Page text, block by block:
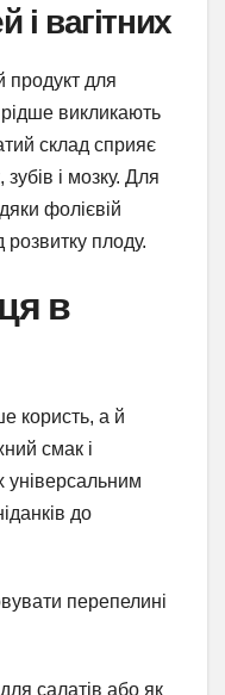
і вагітних
продукт для
викликають
склад сприяє
і мозку. Для
фолієвій
розвитку плоду.
в
користь, а й
смак і
універсальним
до
перепелині
салатів або як